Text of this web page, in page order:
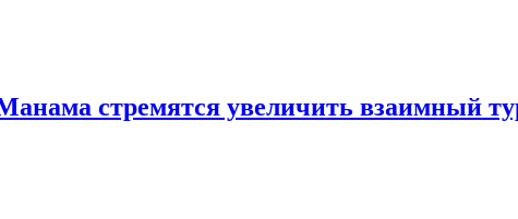
стремятся увеличить взаимный